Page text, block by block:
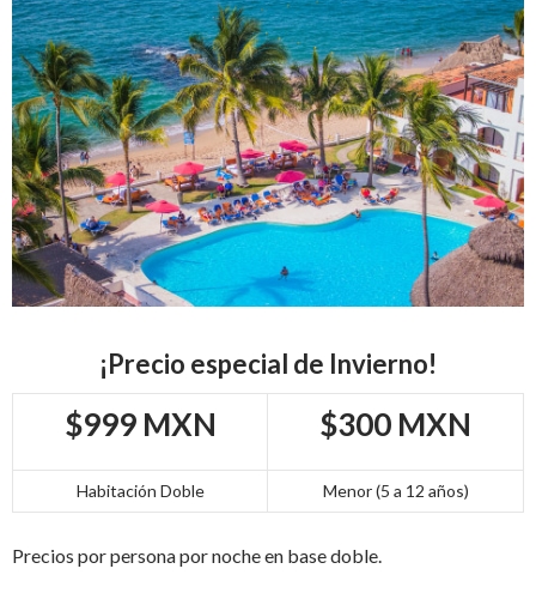
¡Precio especial de Invierno!
$999 MXN $300 MXN
Habitación Doble Menor (5 a 12 años)
Precios por persona por noche en base doble.